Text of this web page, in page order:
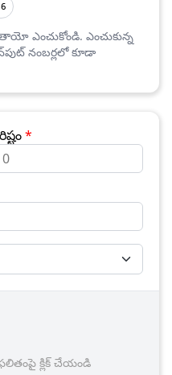
ఎంచుకోండి. ఎంచుకున్న
నంబర్లలో కూడా
*
క్లిక్ చేయండి